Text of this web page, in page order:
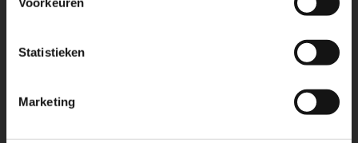
Statistieken
Marketing
iconische 3-wielige step. Al onze steps worden met veel aandacht en